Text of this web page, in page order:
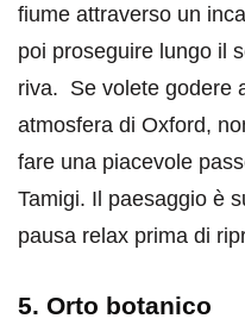
fiume attraverso un
poi proseguire lungo il
riva. Se volete godere
atmosfera di Oxford,
fare una piacevole
Tamigi. Il paesaggio è
pausa relax prima di
5. Orto botanico